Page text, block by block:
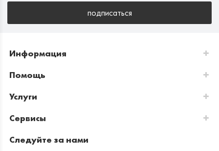
подписаться
Информация
Помощь
Услуги
Сервисы
Следуйте за нами